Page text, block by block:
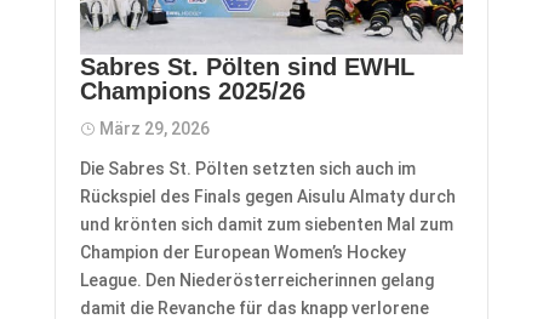
Sabres St. Pölten sind EWHL
Champions 2025/26
März 29, 2026
Die Sabres St. Pölten setzten sich auch im
Rückspiel des Finals gegen Aisulu Almaty durch
und krönten sich damit zum siebenten Mal zum
Champion der European Women’s Hockey
League. Den Niederösterreicherinnen gelang
damit die Revanche für das knapp verlorene